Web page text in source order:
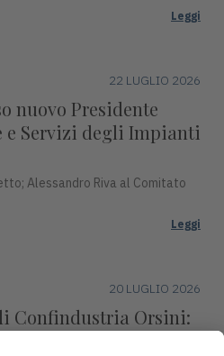
Leggi
22 LUGLIO 2026
nuovo Presidente
e Servizi degli Impianti
Alessandro Riva al Comitato
Leggi
20 LUGLIO 2026
Confindustria Orsini: